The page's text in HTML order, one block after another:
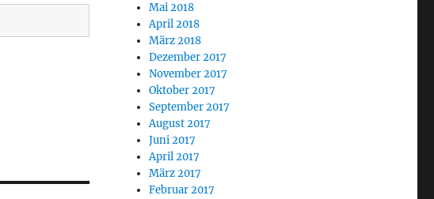
Mai 2018
April 2018
März 2018
Dezember 2017
November 2017
Oktober 2017
September 2017
August 2017
Juni 2017
April 2017
März 2017
Februar 2017